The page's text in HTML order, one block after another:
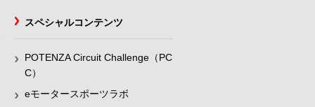
スペシャルコンテンツ
POTENZA Circuit Challenge（PC
C）
eモータースポーツラボ